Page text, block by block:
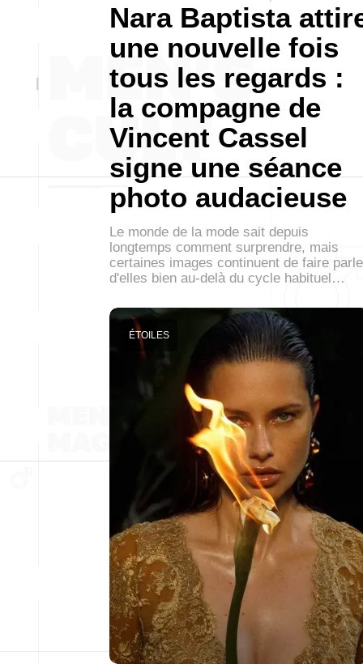
Nara Baptista
une nouvelle fois
tous les regards :
la compagne de
Vincent Cassel
signe une séance
photo audacieuse
Le monde de la mode sait depuis
longtemps comment surprendre, mais
certaines images continuent de faire
d'elles bien au-delà du cycle habituel…
ÉTOILES